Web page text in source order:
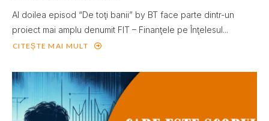
Al doilea episod “De toţi banii” by BT face parte dintr-un
proiect mai amplu denumit FIT – Finanţele pe Înţelesul...
CITEȘTE MAI MULT